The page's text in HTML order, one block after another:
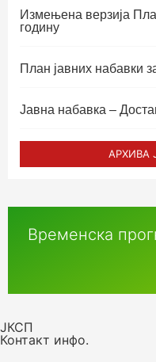
Измењенa верзијa
годину
План јавних набавки
Јавна набавка –
АРХИВА
Временска
ЈКСП
Контакт инфо.